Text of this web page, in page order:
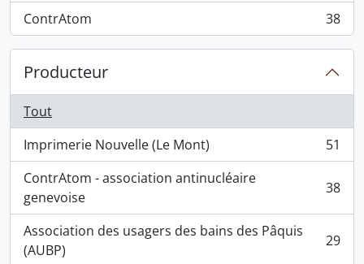
ContrAtom
, 38 résultats 38
Producteur
Tout
Imprimerie Nouvelle (Le Mont)
, 51 résultats
51
ContrAtom - association antinucléaire
genevoise
, 38 résultats 38
Association des usagers des bains des Pâquis
(AUBP)
, 29 résultats 29